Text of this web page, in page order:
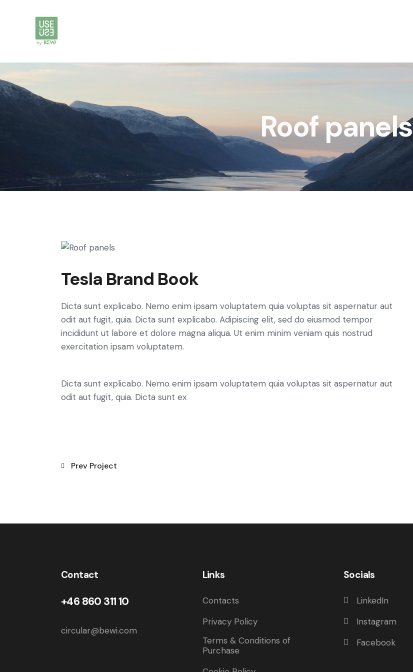
Roof panels
Tesla Brand Book
Dicta sunt explicabo. Nemo enim ipsam voluptatem quia voluptas sit aspernatur aut
odit aut fugit, quia. Dicta sunt explicabo. Adipiscing elit, sed do eiusmod tempor
incididunt ut labore et dolore magna aliqua. Ut enim minim veniam quis nostrud
exercitation ipsam voluptatem.
Dicta sunt explicabo. Nemo enim ipsam voluptatem quia voluptas sit aspernatur aut
odit aut fugit, quia. Dicta sunt ex
Prev Project
Contact
+46 860 311 10
circular@bewi.com
Links
Contacts
Privacy Policy
Terms & Conditions of
Purchase
Socials
LinkedIn
Instagram
Facebook